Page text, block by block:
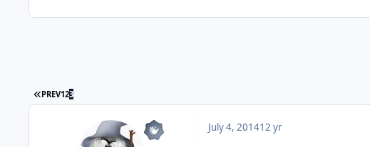
FIRST PAGE
PREV123
July 4, 201412 yr